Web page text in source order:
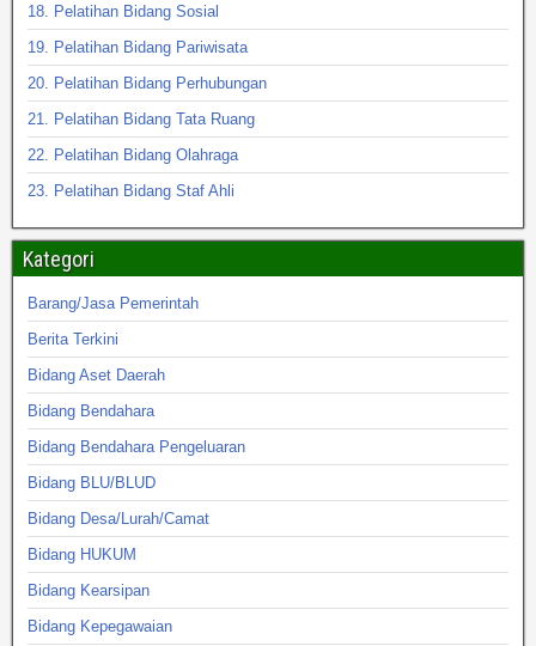
18. Pelatihan Bidang Sosial
19. Pelatihan Bidang Pariwisata
20. Pelatihan Bidang Perhubungan
21. Pelatihan Bidang Tata Ruang
22. Pelatihan Bidang Olahraga
23. Pelatihan Bidang Staf Ahli
Kategori
Barang/Jasa Pemerintah
Berita Terkini
Bidang Aset Daerah
Bidang Bendahara
Bidang Bendahara Pengeluaran
Bidang BLU/BLUD
Bidang Desa/Lurah/Camat
Bidang HUKUM
Bidang Kearsipan
Bidang Kepegawaian